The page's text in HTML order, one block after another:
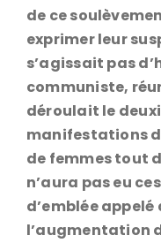
de ce
exprimer leur
s’agissait pas
communiste,
déroulait le
manifestations
de femmes tout
n’aura pas eu
d’emblée
l’augmentation